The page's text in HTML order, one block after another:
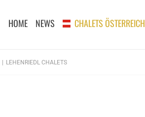
HOME NEWS CHALETS ÖSTERREICH
LEHENRIEDL CHALETS